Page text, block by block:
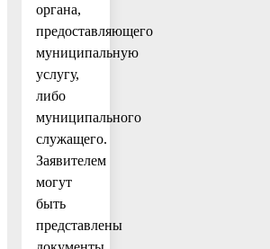
органа,
предоставляющего
муниципальную
услугу,
либо
муниципального
служащего.
Заявителем
могут
быть
представлены